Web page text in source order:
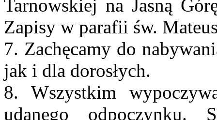
Tarnowskiej na Jasną
Zapisy w parafii św.
7. Zachęcamy do
jak i dla dorosłych.
8. Wszystkim
udanego odpoczynku.